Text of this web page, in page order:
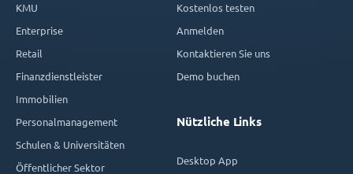
KMU
Enterprise
Retail
Finanzdienstleister
Immobilien
Personalmanagement
Schulen & Universitäten
Öffentlicher Sektor
Kostenlos testen
Anmelden
Kontaktieren Sie uns
Demo buchen
Nützliche Links
Desktop App